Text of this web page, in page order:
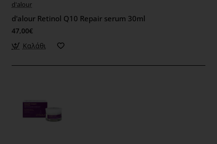
d'alour
d'alour Retinol Q10 Repair serum 30ml
47,00€
Καλάθι